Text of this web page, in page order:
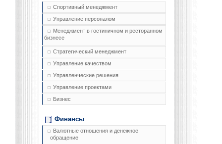
Спортивный менеджмент
Управление персоналом
Менеджмент в гостиничном и ресторанном
бизнесе
Стратегический менеджмент
Управление качеством
Управленческие решения
Управление проектами
Бизнес
Финансы
Валютные отношения и денежное
обращение